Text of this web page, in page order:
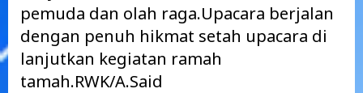
pemuda dan olah raga.Upacara berjalan
dengan penuh hikmat setah upacara di
lanjutkan kegiatan ramah
tamah.RWK/A.Said